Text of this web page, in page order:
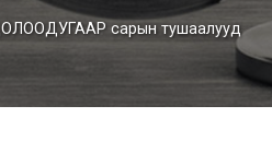
ДОЛООДУГААР сарын тушаалууд